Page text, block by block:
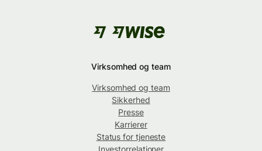
Virksomhed og team
Virksomhed og team
Sikkerhed
Presse
Karrierer
Status for tjeneste
Investorrelationer